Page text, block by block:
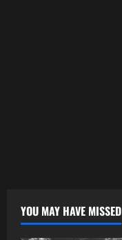
YOU MAY HAVE MISSED